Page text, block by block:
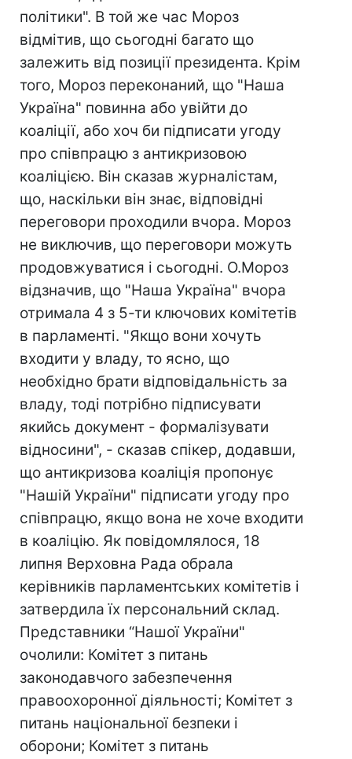
політики". В той же час Мороз
відмітив, що сьогодні багато що
залежить від позиції президента. Крім
того, Мороз переконаний, що "Наша
Україна" повинна або увійти до
коаліції, або хоч би підписати угоду
про співпрацю з антикризовою
коаліцією. Він сказав журналістам,
що, наскільки він знає, відповідні
переговори проходили вчора. Мороз
не виключив, що переговори можуть
продовжуватися і сьогодні. О.Мороз
відзначив, що "Наша Україна" вчора
отримала 4 з 5-ти ключових комітетів
в парламенті. "Якщо вони хочуть
входити у владу, то ясно, що
необхідно брати відповідальність за
владу, тоді потрібно підписувати
якийсь документ - формалізувати
відносини", - сказав спікер, додавши,
що антикризова коаліція пропонує
"Нашій України" підписати угоду про
співпрацю, якщо вона не хоче входити
в коаліцію. Як повідомлялося, 18
липня Верховна Рада обрала
керівників парламентських комітетів і
затвердила їх персональний склад.
Представники “Нашої України"
очолили: Комітет з питань
законодавчого забезпечення
правоохоронної діяльності; Комітет з
питань національної безпеки і
оборони; Комітет з питань